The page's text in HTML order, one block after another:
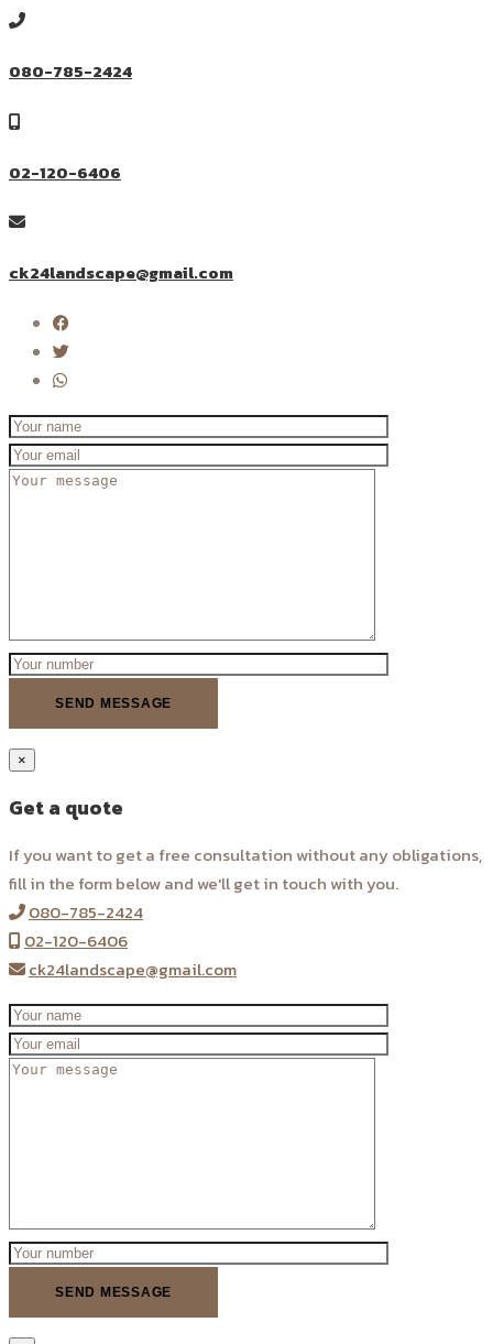
080-785-2424
02-120-6406
ck24landscape@gmail.com
×
Get a quote
If you want to get a free consultation without any obligations,
fill in the form below and we'll get in touch with you.
080-785-2424
02-120-6406
ck24landscape@gmail.com